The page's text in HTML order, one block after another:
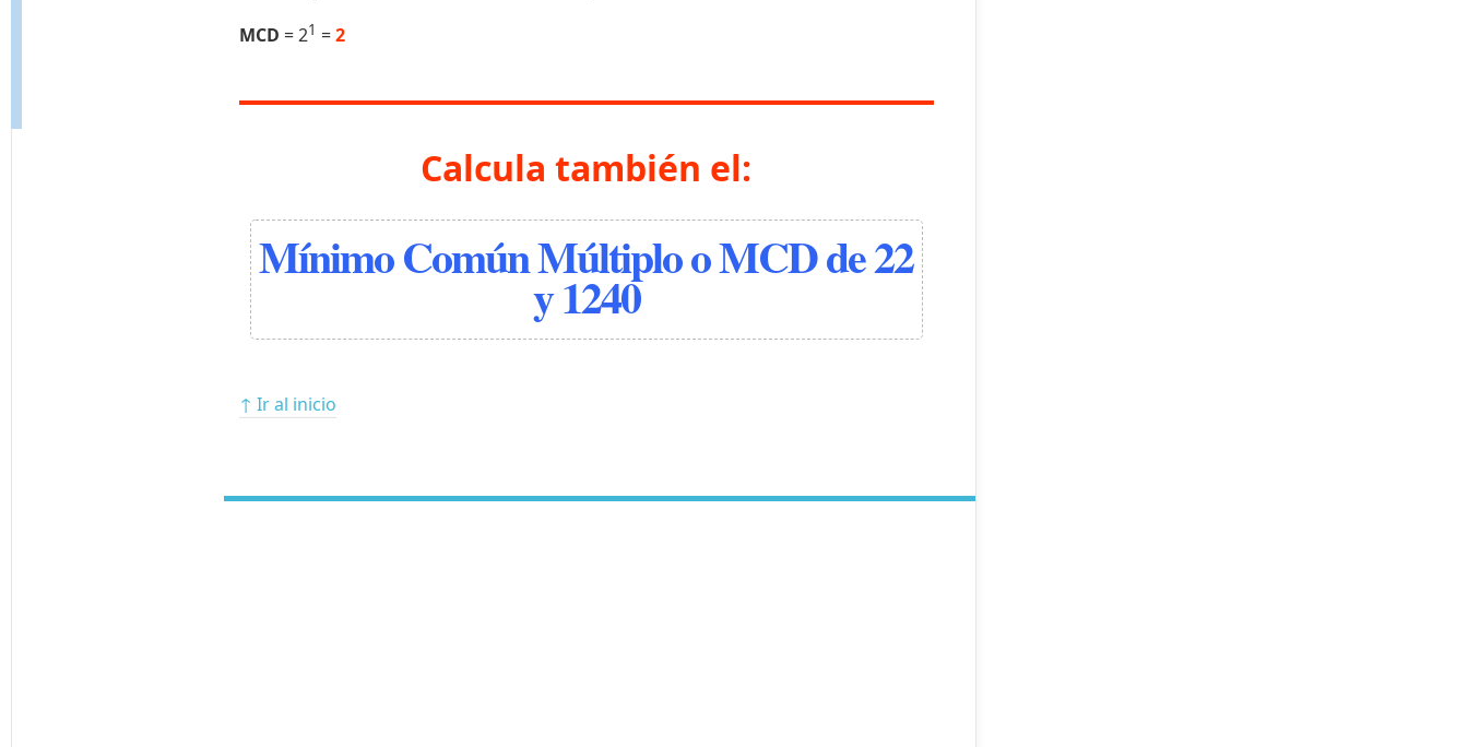
MCD = 21 =2
Calcula también el:
Mínimo Común Múltiplo o MCD de 22
y 1240
↑ Ir al inicio